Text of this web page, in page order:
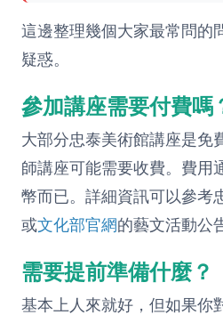
這邊整理幾個大家最常問的
疑惑。
參加講座需要付費嗎
大部分忠泰美術館講座是免
師講座可能需要收費。費用
幣而已。詳細資訊可以參考
或文化部官網的藝文活動公
需要提前準備什麼？
基本上人來就好，但如果你